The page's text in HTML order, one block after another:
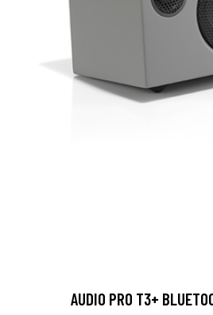
AUDIO PRO T3+